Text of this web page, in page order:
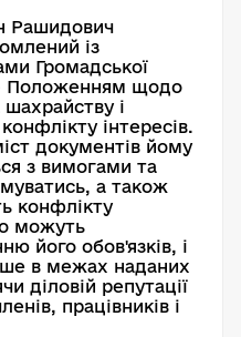
Рашидович
із
Громадської
— Положенням щодо
шахрайству і
інтересів.
документів йому
з вимогами та
а також
конфлікту
можуть
його обов'язків, і
в межах наданих
діловій репутації
працівників і